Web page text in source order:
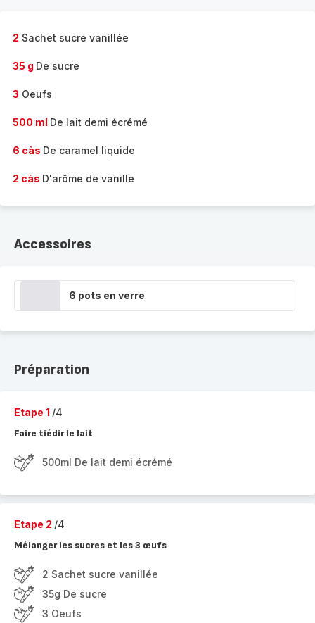
2 Sachet sucre vanillée
35 g De sucre
3 Oeufs
500 ml De lait demi écrémé
6 càs De caramel liquide
2 càs D'arôme de vanille
Accessoires
6 pots en verre
Préparation
Etape 1 /4
Faire tiédir le lait
500ml De lait demi écrémé
Etape 2 /4
Mélanger les sucres et les 3 œufs
2 Sachet sucre vanillée
35g De sucre
3 Oeufs